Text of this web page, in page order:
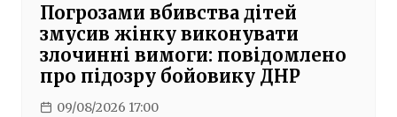
Погрозами вбивства дітей
змусив жінку виконувати
злочинні вимоги: повідомлено
про підозру бойовику ДНР
09/08/2026 17:00